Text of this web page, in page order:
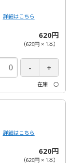
詳細はこちら
620円
（620円× 1本）
在庫 〇
詳細はこちら
620円
（620円× 1本）